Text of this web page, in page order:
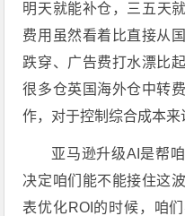
明天就能补仓，三五天
费用虽然看着比直接从
跌穿、广告费打水漂比
很多仓英国海外仓中转
作，对于控制综合成本来
亚马逊升级AI是帮
决定咱们能不能接住这
表优化ROI的时候，咱